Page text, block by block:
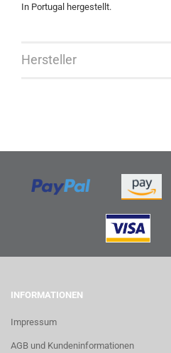
In Portugal hergestellt.
Hersteller
INFORMATIONEN
Impressum
AGB und Kundeninformationen